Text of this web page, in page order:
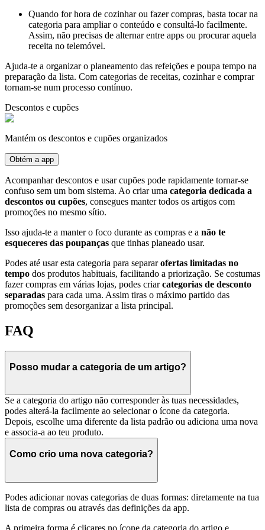
Quando for hora de cozinhar ou fazer compras, basta tocar na
categoria para ampliar o conteúdo e consultá-lo facilmente.
Assim, não precisas de alternar entre apps ou procurar aquela
receita no telemóvel.
Ajuda-te a organizar o planeamento das refeições e poupa tempo na
preparação da lista. Com categorias de receitas, cozinhar e comprar
tornam-se num processo contínuo.
Descontos e cupões
Mantém os descontos e cupões organizados
Obtém a app
Acompanhar descontos e usar cupões pode rapidamente tornar-se
confuso sem um bom sistema. Ao criar uma categoria dedicada a
descontos ou cupões, consegues manter todos os artigos com
promoções no mesmo sítio.
Isso ajuda-te a manter o foco durante as compras e a não te
esqueceres das poupanças que tinhas planeado usar.
Podes até usar esta categoria para separarofertas limitadas no
tempo dos produtos habituais, facilitando a priorização. Se costumas
fazer compras em várias lojas, podes criarcategorias de desconto
separadas para cada uma. Assim tiras o máximo partido das
promoções sem desorganizar a lista principal.
FAQ
Posso mudar a categoria de um artigo?
Se a categoria do artigo não corresponder às tuas necessidades,
podes alterá-la facilmente ao selecionar o ícone da categoria.
Depois, escolhe uma diferente da lista padrão ou adiciona uma nova
e associa-a ao teu produto.
Como crio uma nova categoria?
Podes adicionar novas categorias de duas formas: diretamente na tua
lista de compras ou através das definições da app.
A primeira forma é clicares no ícone da categoria do artigo e